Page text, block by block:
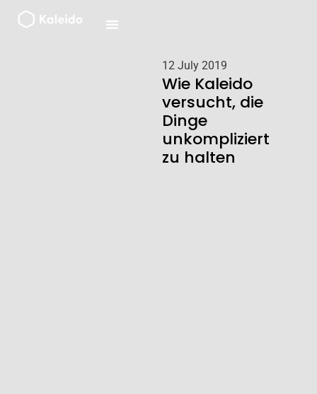
Zum
Inhalt
12 July 2019
Wie Kaleido
versucht, die
Dinge
unkompliziert
zu halten